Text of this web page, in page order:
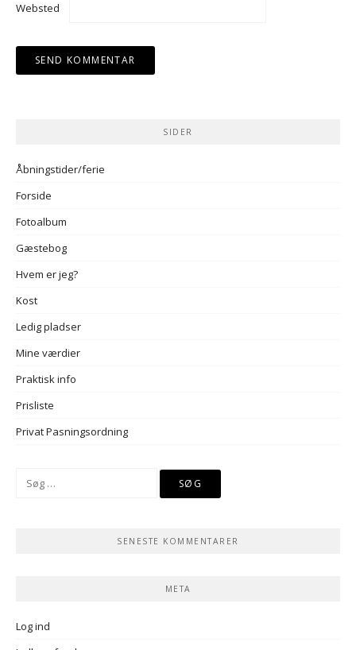
Websted
SIDER
Åbningstider/ferie
Forside
Fotoalbum
Gæstebog
Hvem er jeg?
Kost
Ledig pladser
Mine værdier
Praktisk info
Prisliste
Privat Pasningsordning
efter:
SENESTE KOMMENTARER
META
Log ind